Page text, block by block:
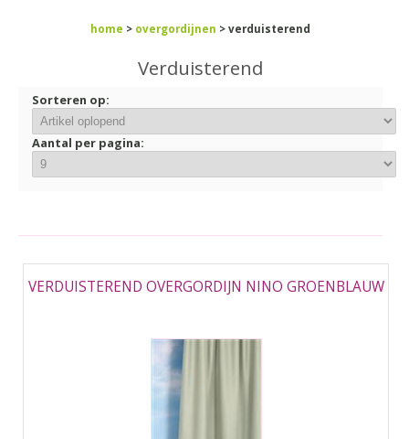
home > overgordijnen > verduisterend
Verduisterend
Sorteren op:
Aantal per pagina:
VERDUISTEREND OVERGORDIJN NINO GROENBLAUW